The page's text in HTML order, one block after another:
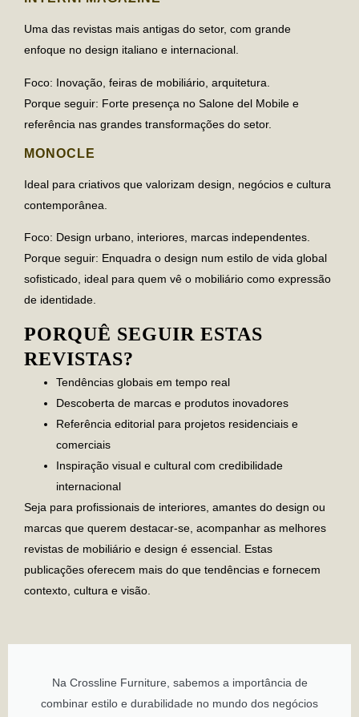
Uma das revistas mais antigas do setor, com grande
enfoque no design italiano e internacional.
Foco: Inovação, feiras de mobiliário, arquitetura.
Porque seguir: Forte presença no Salone del Mobile e
referência nas grandes transformações do setor.
MONOCLE
Ideal para criativos que valorizam design, negócios e cultura
contemporânea.
Foco: Design urbano, interiores, marcas independentes.
Porque seguir: Enquadra o design num estilo de vida global
sofisticado, ideal para quem vê o mobiliário como expressão
de identidade.
PORQUÊ SEGUIR ESTAS
REVISTAS?
Tendências globais em tempo real
Descoberta de marcas e produtos inovadores
Referência editorial para projetos residenciais e
comerciais
Inspiração visual e cultural com credibilidade
internacional
Seja para profissionais de interiores, amantes do design ou
marcas que querem destacar-se, acompanhar as melhores
revistas de mobiliário e design é essencial . Estas
publicações oferecem mais do que tendências e fornecem
contexto, cultura e visão.
Na Crossline Furniture, sabemos a importância de
combinar estilo e durabilidade no mundo dos negócios